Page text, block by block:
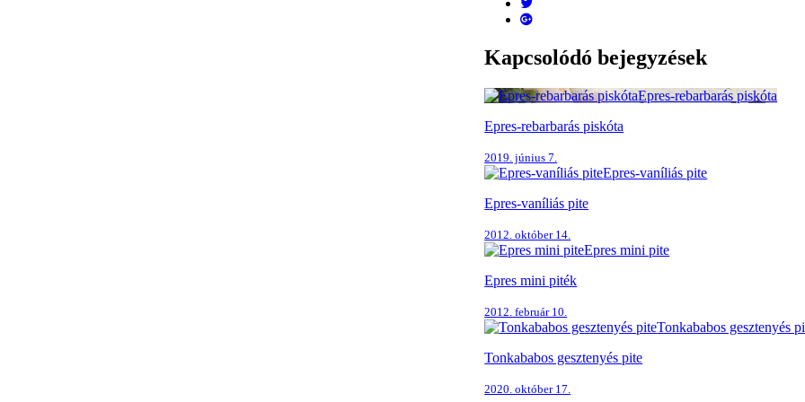
Kapcsolódó bejegyzések
Epres-rebarbarás piskóta
Epres-rebarbarás piskóta
2019. június 7.
Epres-vaníliás pite
Epres-vaníliás pite
2012. október 14.
Epres mini pite
Epres mini piték
2012. február 10.
Tonkababos gesztenyés
Tonkababos gesztenyés pite
2020. október 17.